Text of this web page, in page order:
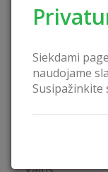
Siekdami
naudojame
Susipažinkite
Pramogos